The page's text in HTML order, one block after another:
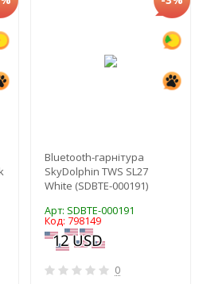
Bluetooth-гарнітура
SkyDolphin TWS SL27
White (SDBTE-000191)
Арт: SDBTE-000191
Код: 798149
0